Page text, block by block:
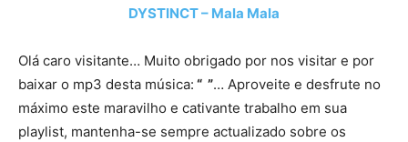
DYSTINCT – Mala Mala
Olá caro visitante… Muito obrigado por nos visitar e por
baixar o mp3 desta música: “ ”… Aproveite e desfrute no
máximo este maravilho e cativante trabalho em sua
playlist, mantenha-se sempre actualizado sobre os